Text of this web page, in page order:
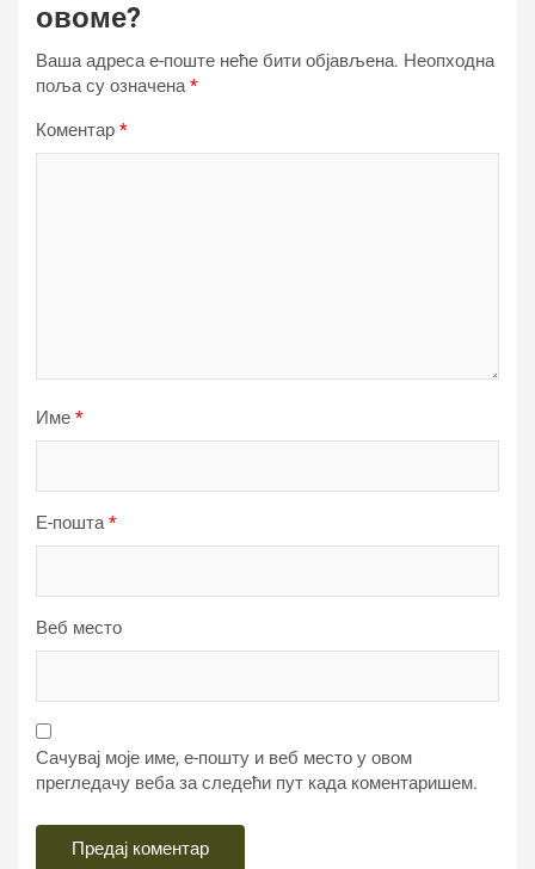
овоме?
Ваша адреса е-поште неће бити објављена. Неопходна
поља су означена*
Коментар *
Име *
Е-пошта*
Веб место
Сачувај моје име, е-пошту и веб место у овом
прегледачу веба за следећи пут када коментаришем.